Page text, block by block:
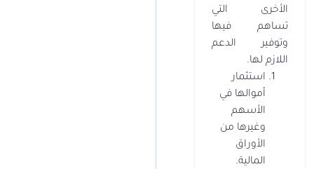
الأخرى التي
تساهم فيها
وتوفير الدعم
اللازم لها.
استثمار
أموالها في
الأسهم
وغيرها من
الأوراق
المالية.